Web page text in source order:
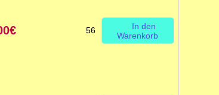
56
In den
Warenkorb